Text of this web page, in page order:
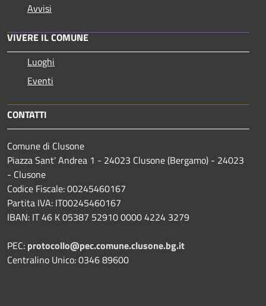
Avvisi
VIVERE IL COMUNE
Luoghi
Eventi
CONTATTI
Comune di Clusone
Piazza Sant' Andrea 1 - 24023 Clusone (Bergamo) - 24023
- Clusone
Codice Fiscale: 00245460167
Partita IVA: IT00245460167
IBAN: IT 46 K 05387 52910 0000 4224 3279
PEC: protocollo@pec.comune.clusone.bg.it
Centralino Unico: 0346 89600